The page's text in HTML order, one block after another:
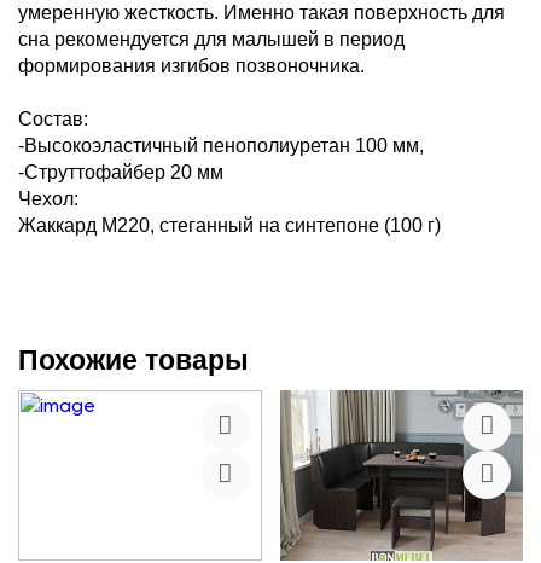
умеренную жесткость. Именно такая поверхность для
сна рекомендуется для малышей в период
формирования изгибов позвоночника.
Состав:
-Высокоэластичный пенополиуретан 100 мм,
-Струттофайбер 20 мм
Чехол:
Жаккард M220, стеганный на синтепоне (100 г)
Похожие товары